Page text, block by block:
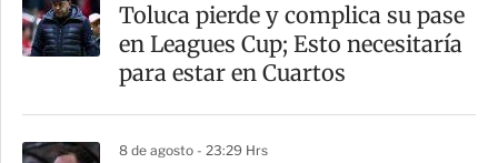
Toluca pierde y complica su pase
en Leagues Cup; Esto necesitaría
para estar en Cuartos
8 de agosto - 23:29 Hrs